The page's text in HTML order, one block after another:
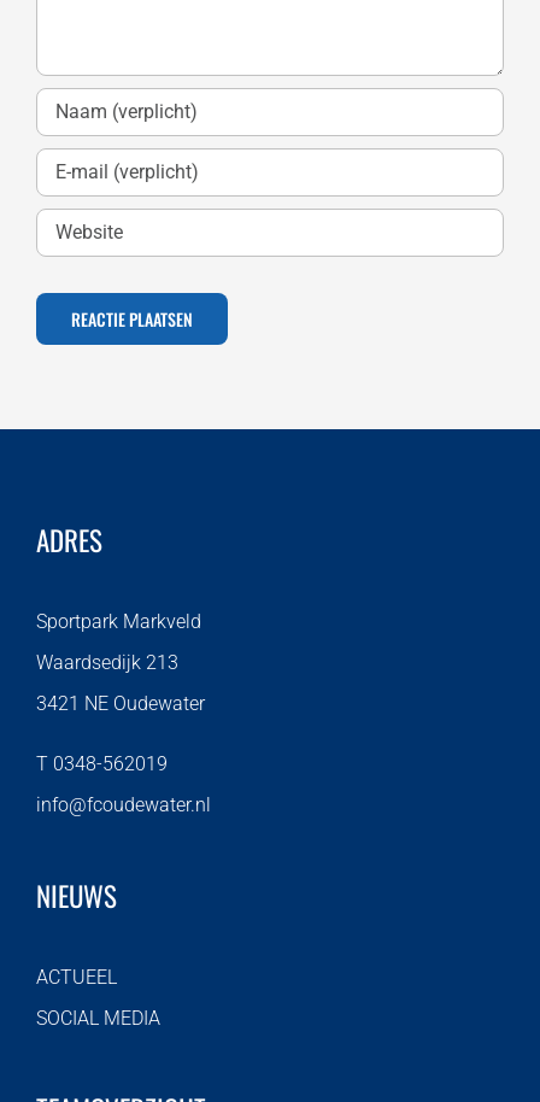
ADRES
Sportpark Markveld
Waardsedijk 213
3421 NE Oudewater
T 0348-562019
info@fcoudewater.nl
NIEUWS
ACTUEEL
SOCIAL MEDIA